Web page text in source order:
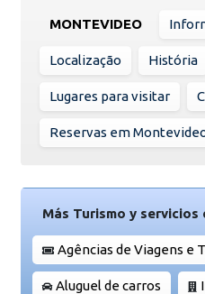
MONTEVIDEO
Localização História
Lugares para visitar
Reservas em
Más Turismo y
Agências de Viagens e
Aluguel de carros